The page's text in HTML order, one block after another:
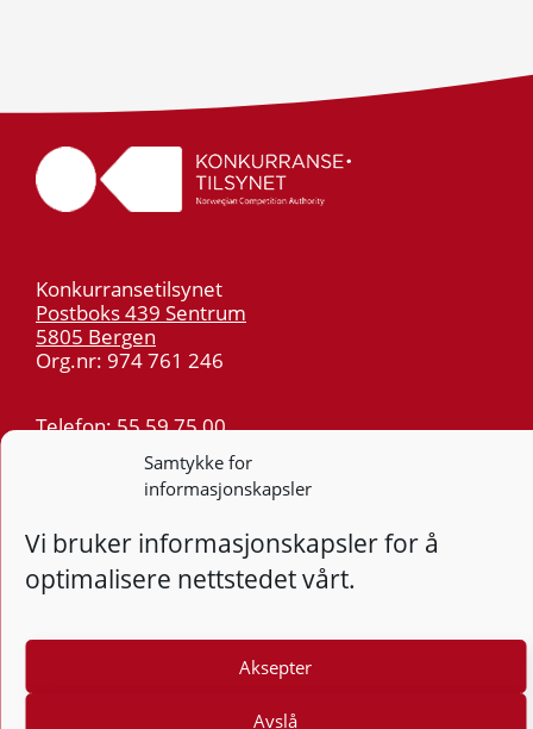
Samtykke for
informasjonskapsler
Vi bruker informasjonskapsler for å
optimalisere nettstedet vårt.
Aksepter
Avslå
Konkurransetilsynet
Postboks 439 Sentrum
5805 Bergen
Org.nr: 974 761 246
Telefon:55 59 75 00
post@kt.no
Nyhetsvarsel >>
Personvern